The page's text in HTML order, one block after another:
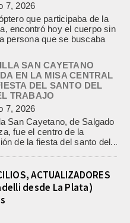
que participaba de la
encontró hoy el cuerpo sin
persona que se buscaba
SAN CAYETANO
EN LA MISA CENTRAL
DEL SANTO DEL
TRABAJO
7, 2026
San Cayetano, de Salgado
fue el centro de la
de la fiesta del santo del...
DE 100 SORTEOS Y
DE REPARTO, SE
«PADRE LUIS
2026
ACTUALIZADORES
desde La Plata)